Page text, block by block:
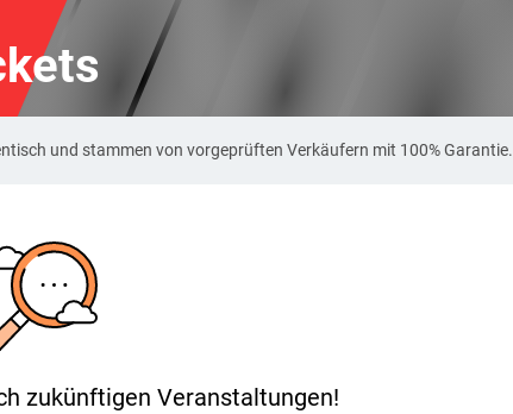
und stammen von vorgeprüften Verkäufern mit 100% Garantie.
zukünftigen Veranstaltungen!